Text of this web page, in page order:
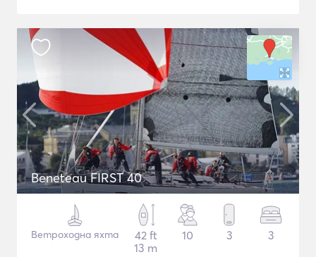
Beneteau FIRST 40
Ветроходна яхта
42 ft
13 m
10 3 3